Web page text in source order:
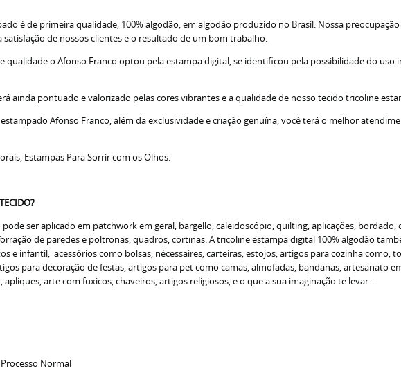
é de primeira qualidade; 100% algodão, em algodão produzido no Brasil. Nossa
de nossos clientes e o resultado de um bom trabalho.
qualidade o Afonso Franco optou pela estampa digital, se identificou pela possibilidade do
ainda pontuado e valorizado pelas cores vibrantes e a qualidade de nosso tecido tricoline
Afonso Franco, além da exclusividade e criação genuína, você terá o melhor
Estampas Para Sorrir com os Olhos.
ser aplicado em patchwork em geral, bargello, caleidoscópio, quilting, aplicações,
de paredes e poltronas, quadros, cortinas. A tricoline estampa digital 100% algodão
e infantil, acessórios como bolsas, nécessaires, carteiras, estojos, artigos para cozinha como,
para decoração de festas, artigos para pet como camas, almofadas, bandanas, artesanato
arte com fuxicos, chaveiros, artigos religiosos, e o que a sua imaginação te levar...
Normal